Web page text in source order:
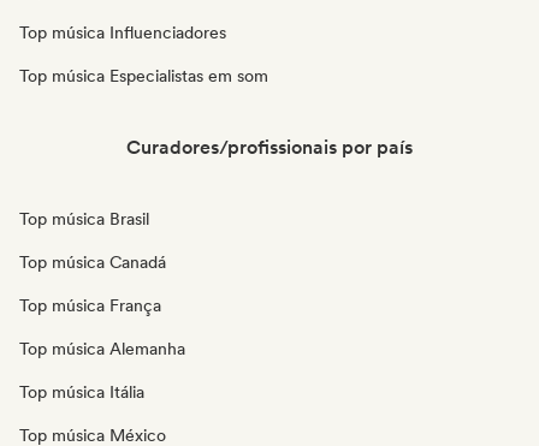
Top música Influenciadores
Top música Especialistas em som
Curadores/profissionais por país
Top música Brasil
Top música Canadá
Top música França
Top música Alemanha
Top música Itália
Top música México